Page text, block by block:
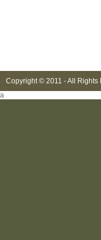
Copyright © 2011 - All Rights
a